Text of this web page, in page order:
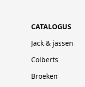
CATALOGUS
Jack & jassen
Colberts
Broeken